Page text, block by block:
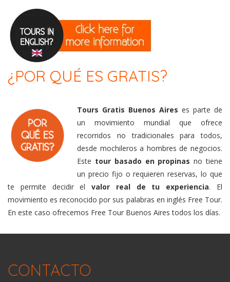
¿POR QUÉ ES GRATIS?
Tours Gratis Buenos Aires es parte de
un movimiento mundial que ofrece
recorridos no tradicionales para todos,
desde mochileros a hombres de negocios.
Este tour basado en propinas no tiene
un precio fijo o requieren reservas, lo que
te permite decidir elvalor real de tu experiencia. El
movimiento es reconocido por sus palabras en inglés Free Tour.
En este caso ofrecemos Free Tour Buenos Aires todos los días.
CONTACTO